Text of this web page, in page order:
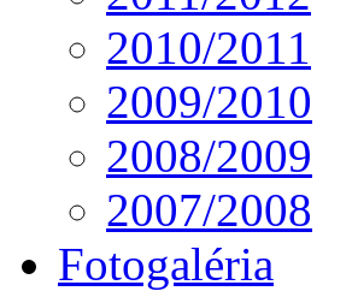
2010/2011
2009/2010
2008/2009
2007/2008
Fotogaléria